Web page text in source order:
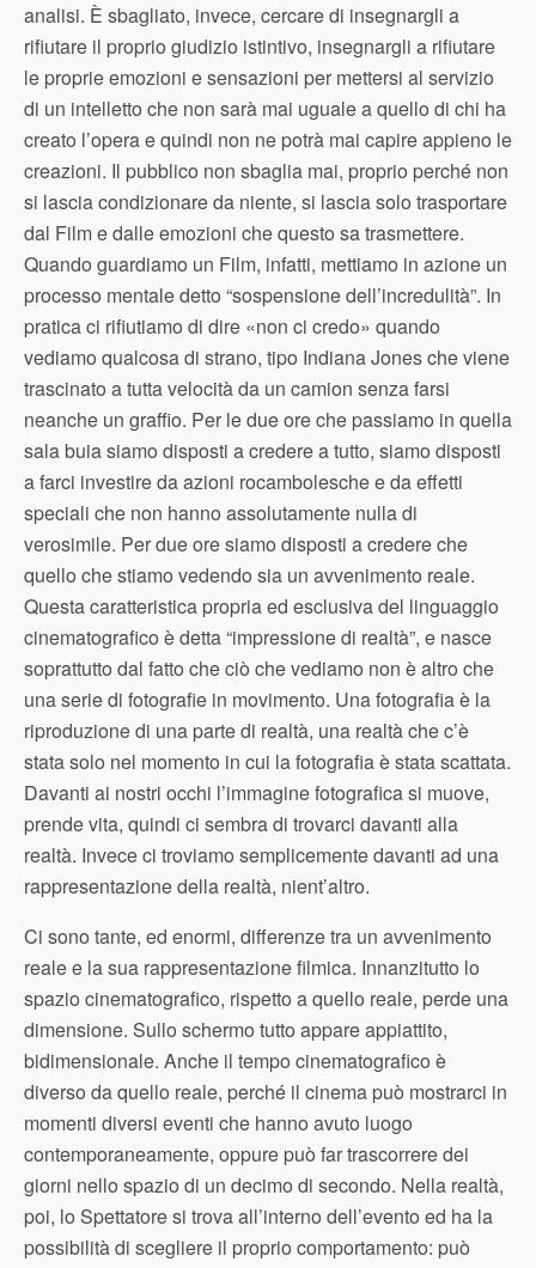
analisi. È sbagliato, invece, cercare di insegnargli a
rifiutare il proprio giudizio istintivo, insegnargli a rifiutare
le proprie emozioni e sensazioni per mettersi al servizio
di un intelletto che non sarà mai uguale a quello di chi ha
creato l’opera e quindi non ne potrà mai capire appieno le
creazioni. Il pubblico non sbaglia mai, proprio perché non
si lascia condizionare da niente, si lascia solo trasportare
dal Film e dalle emozioni che questo sa trasmettere.
Quando guardiamo un Film, infatti, mettiamo in azione un
processo mentale detto “sospensione dell’incredulità”. In
pratica ci rifiutiamo di dire «non ci credo» quando
vediamo qualcosa di strano, tipo Indiana Jones che viene
trascinato a tutta velocità da un camion senza farsi
neanche un graffio. Per le due ore che passiamo in quella
sala buia siamo disposti a credere a tutto, siamo disposti
a farci investire da azioni rocambolesche e da effetti
speciali che non hanno assolutamente nulla di
verosimile. Per due ore siamo disposti a credere che
quello che stiamo vedendo sia un avvenimento reale.
Questa caratteristica propria ed esclusiva del linguaggio
cinematografico è detta “impressione di realtà”, e nasce
soprattutto dal fatto che ciò che vediamo non è altro che
una serie di fotografie in movimento. Una fotografia è la
riproduzione di una parte di realtà, una realtà che c’è
stata solo nel momento in cui la fotografia è stata scattata.
Davanti ai nostri occhi l’immagine fotografica si muove,
prende vita, quindi ci sembra di trovarci davanti alla
realtà. Invece ci troviamo semplicemente davanti ad una
rappresentazione della realtà, nient’altro.
Ci sono tante, ed enormi, differenze tra un avvenimento
reale e la sua rappresentazione filmica. Innanzitutto lo
spazio cinematografico, rispetto a quello reale, perde una
dimensione. Sullo schermo tutto appare appiattito,
bidimensionale. Anche il tempo cinematografico è
diverso da quello reale, perché il cinema può mostrarci in
momenti diversi eventi che hanno avuto luogo
contemporaneamente, oppure può far trascorrere dei
giorni nello spazio di un decimo di secondo. Nella realtà,
poi, lo Spettatore si trova all’interno dell’evento ed ha la
possibilità di scegliere il proprio comportamento: può